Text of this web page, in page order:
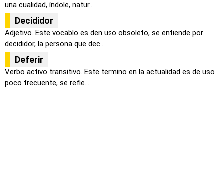
una cualidad, índole, natur...
Decididor
Adjetivo. Este vocablo es den uso obsoleto, se entiende por
decididor, la persona que dec...
Deferir
Verbo activo transitivo. Este termino en la actualidad es de uso
poco frecuente, se refie...